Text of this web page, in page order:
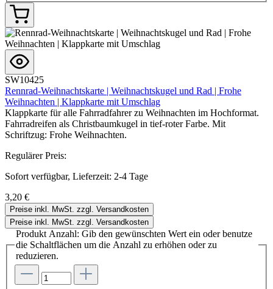
SW10425
Rennrad-Weihnachtskarte | Weihnachtskugel und Rad | Frohe
Weihnachten | Klappkarte mit Umschlag
Klappkarte für alle Fahrradfahrer zu Weihnachten im Hochformat.
Fahrradreifen als Christbaumkugel in tief-roter Farbe. Mit
Schriftzug: Frohe Weihnachten.
Regulärer Preis:
Sofort verfügbar, Lieferzeit: 2-4 Tage
3,20 €
Preise inkl. MwSt. zzgl. Versandkosten
Preise inkl. MwSt. zzgl. Versandkosten
Produkt Anzahl: Gib den gewünschten Wert ein oder benutze
die Schaltflächen um die Anzahl zu erhöhen oder zu
reduzieren.